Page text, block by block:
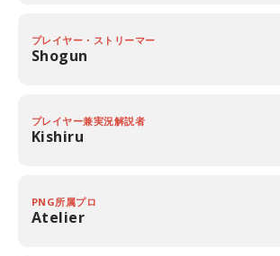
プレイヤー・ストリーマー
Shogun
プレイヤー兼実況解説者
Kishiru
PNG所属プロ
Atelier